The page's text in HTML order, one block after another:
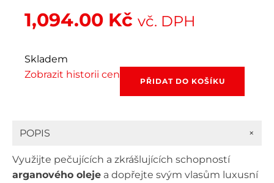
1,094.00 Kč vč. DPH
Skladem
Zobrazit historii cen OrofluidoPŘIDAT DO KOŠÍKU
POPIS +
Využijte pečujících a zkrášlujících schopností
arganového oleje a dopřejte svým vlasům luxusní